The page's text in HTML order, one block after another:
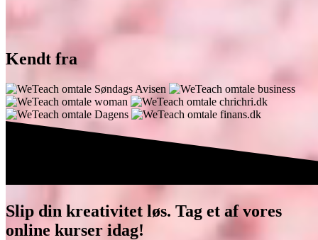
Kendt fra
Slip din kreativitet løs. Tag et af vores
online kurser idag!